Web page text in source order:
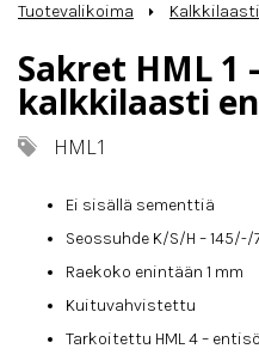
Tuotevalikoima
Sakret HML 1
kalkkilaasti
HML1
Ei sisällä sementtiä
Seossuhde K/S/H – 145/-/
Raekoko enintään 1 mm
Kuituvahvistettu
Tarkoitettu HML 4 –